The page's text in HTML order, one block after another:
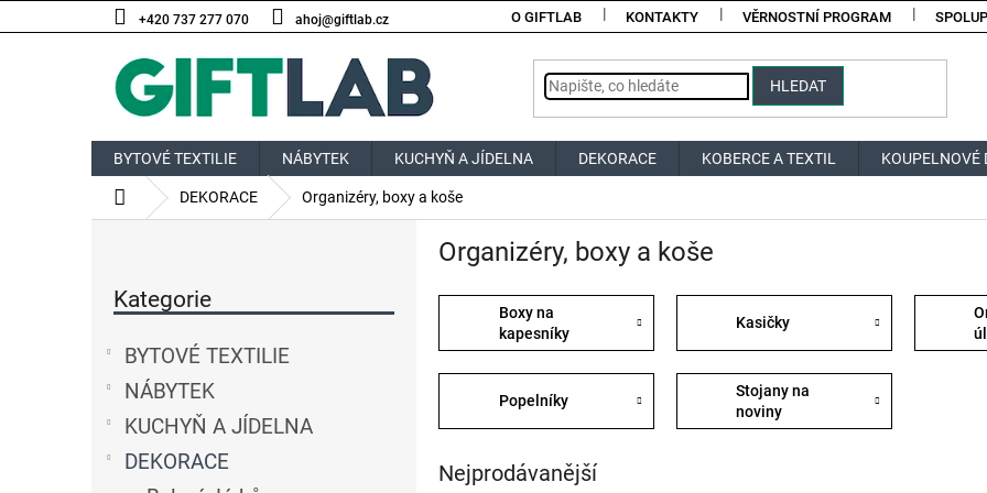
na
+420 737 277 070 ahoj@giftlab.cz O GIFTLAB KONTAKTY VĚRNOSTNÍ PROGRAM
HLEDAT
BYTOVÉ TEXTILIE NÁBYTEK KUCHYŇ A JÍDELNA DEKORACE KOBERCE A TEXTIL KOUPELNOVÉ
Domů DEKORACE Organizéry, boxy a koše
kategorie
Kategorie
BYTOVÉ TEXTILIE
NÁBYTEK
KUCHYŇ A JÍDELNA
DEKORACE
Organizéry, boxy a koše
Boxy na
kapesníky
Kasičky
Popelníky
Stojany na
noviny
Nejprodávanější